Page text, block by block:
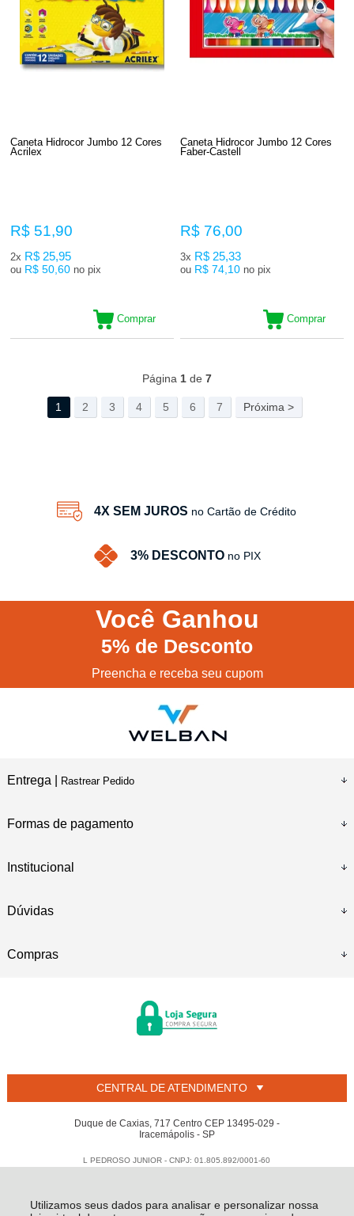
Utilizamos seus dados para analisar e personalizar nossa
Caneta Hidrocor Jumbo 12 Cores
Acrilex
R$ 51,90
2x R$ 25,95
ou R$ 50,60 no pix
Comprar
Caneta Hidrocor Jumbo 12 Cores
Faber-Castell
R$ 76,00
3x R$ 25,33
ou R$ 74,10 no pix
Comprar
Página 1de 7
1 2 3 4 5 6 7 Próxima >
4X SEM JUROS no Cartão de Crédito
3% DESCONTO no PIX
Você Ganhou
5% de Desconto
Preencha e receba seu cupom
Entrega | Rastrear Pedido
Formas de pagamento
Institucional
Dúvidas
Compras
CENTRAL DE ATENDIMENTO
Duque de Caxias, 717 Centro CEP 13495-029 -
Iracemápolis - SP
L PEDROSO JUNIOR - CNPJ: 01.805.892/0001-60